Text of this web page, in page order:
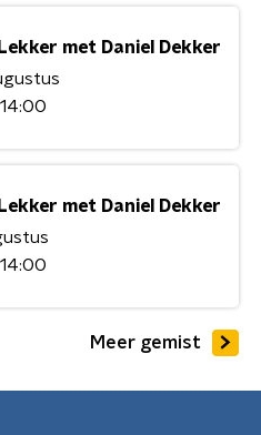
met Daniel Dekker
met Daniel Dekker
Meer gemist